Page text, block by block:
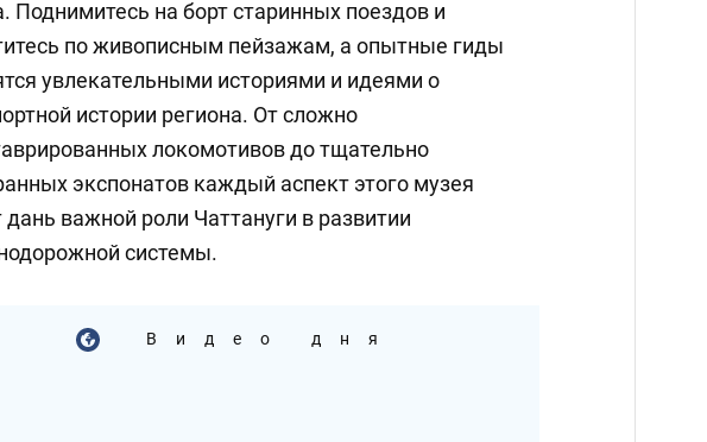
Поднимитесь на борт старинных поездов и
по живописным пейзажам, а опытные гиды
увлекательными историями и идеями о
истории региона. От сложно
локомотивов до тщательно
экспонатов каждый аспект этого музея
дань важной роли Чаттануги в развитии
системы.
Видео дня